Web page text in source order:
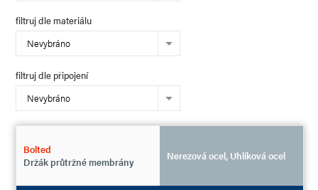
filtruj dle materiálu
Nevybráno
filtruj dle připojení
Nevybráno
Bolted
Držák průtržné membrány
Nerezová ocel, Uhlíková ocel